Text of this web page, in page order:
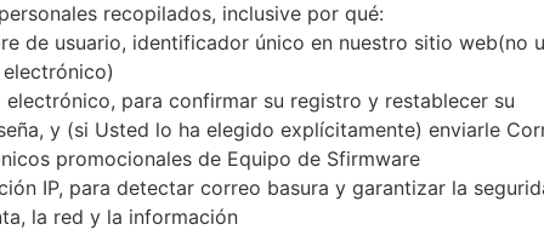
Buy accessories on Amazon
principal →Serie → Galaxy A3 LTE →SamsungSM-
recopilados, inclusive por qué:
de usuario, identificador único en nuestro sitio web(no
electrónico, para confirmar su registro y restablecer su
y (si Usted lo ha elegido explícitamente) enviarle
promocionales de Equipo de Sfirmware
IP, para detectar correo basura y garantizar la
la red y la información